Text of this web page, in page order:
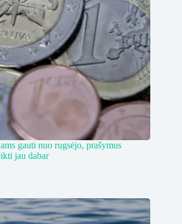
gauti nuo rugsėjo, prašymus
jau dabar